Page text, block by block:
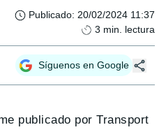
Publicado: 20/02/2024 11:37
3 min. lectura
Síguenos en Google
publicado por Transport